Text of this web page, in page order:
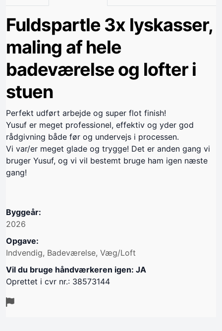
Fuldspartle 3x lyskasser,
maling af hele
badeværelse og lofter i
stuen
Perfekt udført arbejde og super flot finish!
Yusuf er meget professionel, effektiv og yder god
rådgivning både før og undervejs i processen.
Vi var/er meget glade og trygge! Det er anden gang vi
bruger Yusuf, og vi vil bestemt bruge ham igen næste
gang!
Byggeår:
2026
Opgave:
Indvendig, Badeværelse, Væg/Loft
Vil du bruge håndværkeren igen: JA
Oprettet i cvr nr.: 38573144